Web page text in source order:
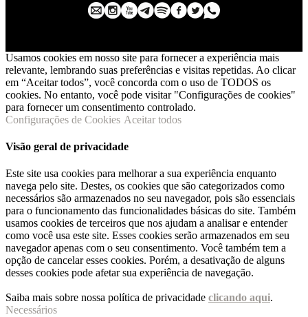
Usamos cookies em nosso site para fornecer a experiência mais
relevante, lembrando suas preferências e visitas repetidas. Ao clicar
em “Aceitar todos”, você concorda com o uso de TODOS os
cookies. No entanto, você pode visitar "Configurações de cookies"
para fornecer um consentimento controlado.
Configurações de Cookies Aceitar todos
Visão geral de privacidade
Este site usa cookies para melhorar a sua experiência enquanto
navega pelo site. Destes, os cookies que são categorizados como
necessários são armazenados no seu navegador, pois são essenciais
para o funcionamento das funcionalidades básicas do site. Também
usamos cookies de terceiros que nos ajudam a analisar e entender
como você usa este site. Esses cookies serão armazenados em seu
navegador apenas com o seu consentimento. Você também tem a
opção de cancelar esses cookies. Porém, a desativação de alguns
desses cookies pode afetar sua experiência de navegação.
Saiba mais sobre nossa política de privacidade clicando aqui.
Necessários